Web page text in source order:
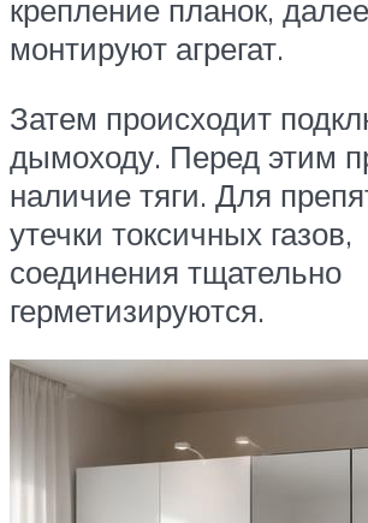
крепление планок,
монтируют агрегат.
Затем происходит
дымоходу. Перед этим
наличие тяги. Для
утечки токсичных газов,
соединения тщательно
герметизируются.